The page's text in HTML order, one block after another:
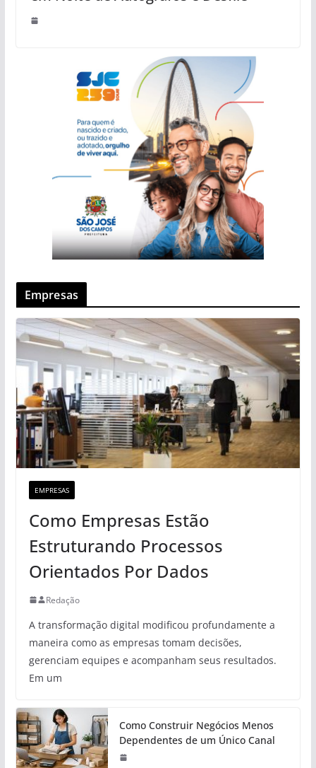
Empresas
EMPRESAS
Como Empresas Estão
Estruturando Processos
Orientados Por Dados
Redação
A transformação digital modificou profundamente a
maneira como as empresas tomam decisões,
gerenciam equipes e acompanham seus resultados.
Em um
Como Construir Negócios Menos
Dependentes de um Único Canal